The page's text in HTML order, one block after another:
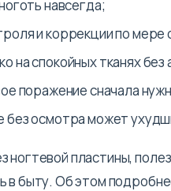
навсегда;
и коррекции по мере
на спокойных тканях без
поражение сначала
осмотра может
ногтевой пластины,
в быту. Об этом